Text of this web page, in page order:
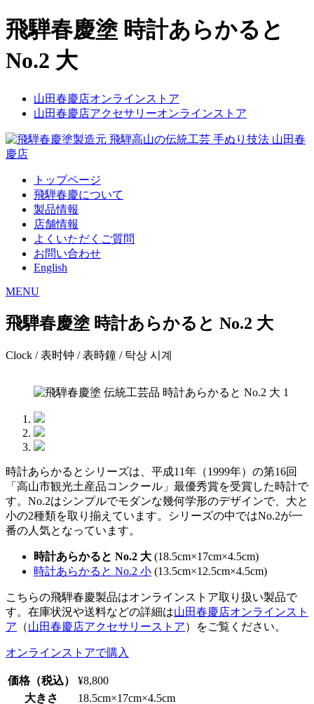
飛騨春慶塗 時計あらかると
No.2 大
山田春慶店オンラインストア
山田春慶店アクセサリーオンラインストア
トップページ
飛騨春慶について
製品情報
店舗情報
よくいただくご質問
お問い合わせ
English
MENU
飛騨春慶塗 時計あらかると No.2 大
Clock / 表时钟 / 表時鐘 / 탁상 시계
時計あらかるとシリーズは、平成11年（1999年）の第16回
「高山市観光土産品コンクール」最優秀賞を受賞した時計で
す。No.2はシンプルでモダンな幾何学形のデザインで、大と
小の2種類を取り揃えています。シリーズの中ではNo.2が一
番の人気となっています。
時計あらかると No.2 大 (18.5cm×17cm×4.5cm)
時計あらかると No.2 小 (13.5cm×12.5cm×4.5cm)
こちらの飛騨春慶製品はオンラインストア取り扱い製品で
す。在庫状況や送料などの詳細は山田春慶店オンラインスト
ア （山田春慶店アクセサリーストア）をご覧ください。
オンラインストアで購入
価格（税込）
¥8,800
大きさ
18.5cm×17cm×4.5cm